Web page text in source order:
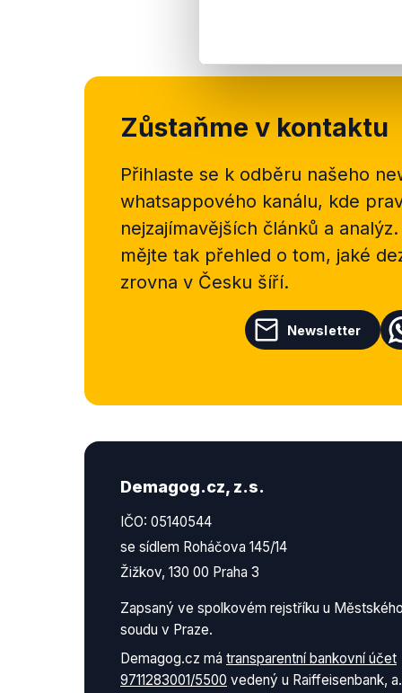
Zůstaňme v kontaktu
Přihlaste se k odběru našeho
whatsappového kanálu, kde
nejzajímavějších článků a
mějte tak přehled o tom, jaké
zrovna v Česku šíří.
Newsletter
Demagog.cz, z.s.
IČO: 05140544
se sídlem Roháčova 145/14
Žižkov, 130 00 Praha 3
Zapsaný ve spolkovém rejstříku u
soudu v Praze.
Demagog.cz má transparentní bankovní účet
9711283001/5500 vedený u Raiffeisenbank,